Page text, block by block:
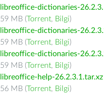
libreoffice-dictionaries-
59 MB (Torrent, Bilgi)
libreoffice-dictionaries-
59 MB (Torrent, Bilgi)
libreoffice-dictionaries-
59 MB (Torrent, Bilgi)
libreoffice-help-26.2.3.1.tar.xz
56 MB (Torrent, Bilgi)